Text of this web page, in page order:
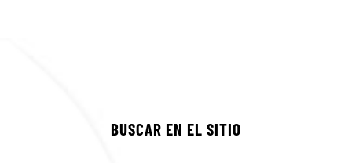
BUSCAR EN EL SITIO